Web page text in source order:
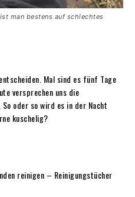
man bestens auf schlechtes
Mal sind es fünf Tage
versprechen uns die
oder so wird es in der Nacht
kuschelig?
reinigen – Reinigungstücher